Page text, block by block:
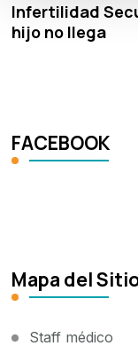
Infertilidad
hijo no llega
FACEBOOK
Mapa del
Staff médico